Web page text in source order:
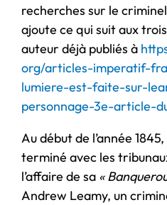
recherches sur le
ajoute ce qui suit aux
auteur déjà publiés à
org/articles-imperatif-
lumiere-est-faite-sur-
personnage-3e-article-
Au début de l’année
terminé avec les
l’affaire de sa «
Andrew Leamy, un